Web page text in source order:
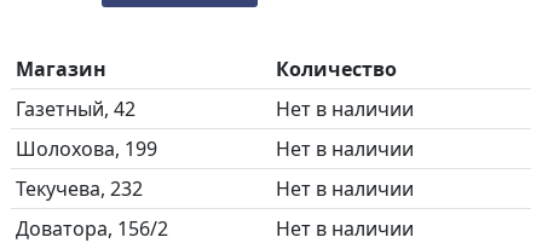
Магазин
Количество
Газетный, 42
Нет в наличии
Шолохова, 199
Нет в наличии
Текучева, 232
Нет в наличии
Доватора, 156/2
Нет в наличии